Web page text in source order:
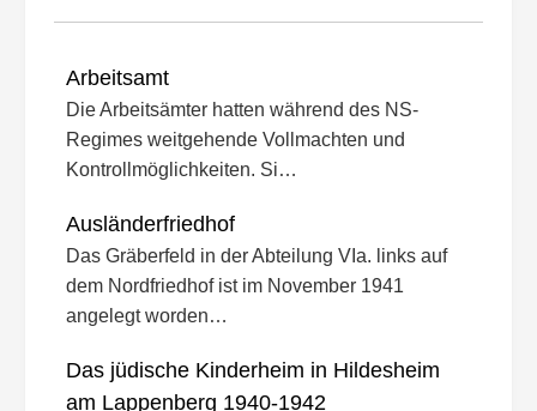
Arbeitsamt
Die Arbeitsämter hatten während des NS-
Regimes weitgehende Vollmachten und
Kontrollmöglichkeiten. Si…
Ausländerfriedhof
Das Gräberfeld in der Abteilung VIa. links auf
dem Nordfriedhof ist im November 1941
angelegt worden…
Das jüdische Kinderheim in Hildesheim
am Lappenberg 1940-1942